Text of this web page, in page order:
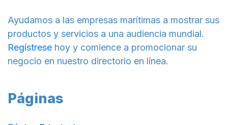
Ayudamos a las empresas marítimas a mostrar sus
productos y servicios a una audiencia mundial.
Regístrese hoy y comience a promocionar su
negocio en nuestro directorio en línea.
Páginas